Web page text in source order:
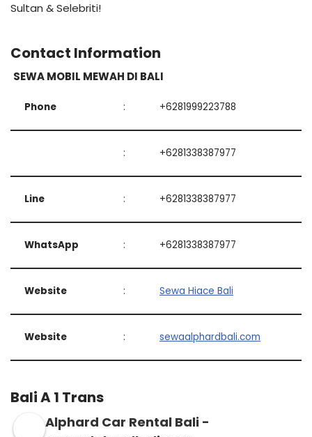
Sultan & Selebriti!
Contact Information
SEWA MOBIL MEWAH DI BALI
Phone : +6281999223788
: +6281338387977
Line : +6281338387977
WhatsApp : +6281338387977
Website : Sewa Hiace Bali
Website : sewaalphardbali.com
Bali A 1 Trans
Alphard Car Rental Bali -